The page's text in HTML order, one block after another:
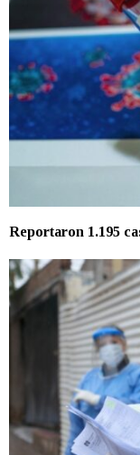
Reportaron 1.195